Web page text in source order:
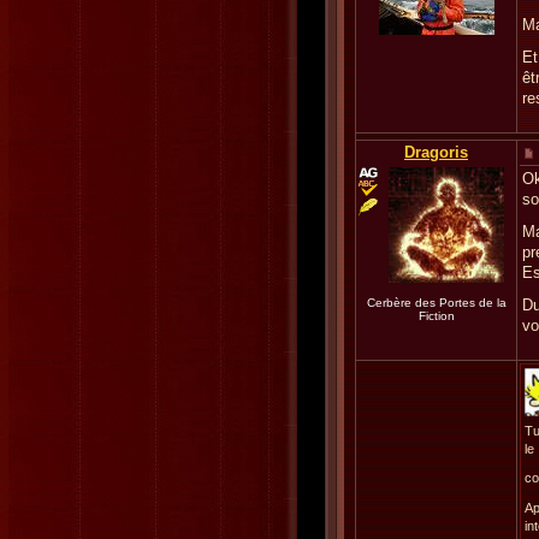
Dragoris
Cerbère des Portes de la
Fiction
le